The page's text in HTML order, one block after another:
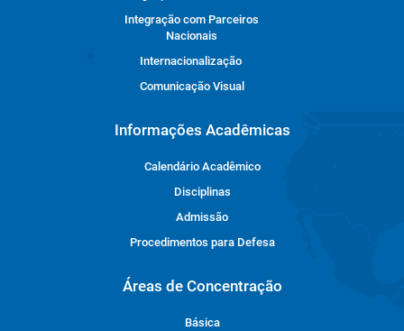
Integração com Parceiros
Nacionais
Internacionalização
Comunicação Visual
Informações Acadêmicas
Calendário Acadêmico
Disciplinas
Admissão
Procedimentos para Defesa
Áreas de Concentração
Básica